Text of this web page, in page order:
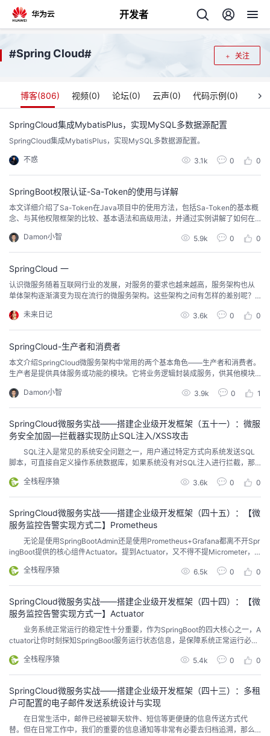
开发者
回
个
人
主
页
我
的
开
者
我
的
博
客
我
的
论
坛
我
的
圈
子
我
的
直
我
的
动
我
关
注
我
的
开
发
者
学
堂
我
的
我
我
的
Programs
我
的
支
持
的
技
我
的
关注
#Spring Cloud#
博客(806) 视频(0) 论坛(0) 云声(0) 代码示例(0)
SpringCloud集成MybatisPlus，实现MySQL多数据源配置
SpringCloud集成MybatisPlus，实现MySQL多数据源配置。
不惑 3.1k 0 0
SpringBoot权限认证-Sa-Token的使用与详解
本文详细介绍了Sa-Token在Java项目中的使用方法，包括Sa-Token的基本概
念、与其他权限框架的比较、基本语法和高级用法，并通过实例讲解了如何在
在简化权限管理、提高开发效率方面发挥了重要作用。本文还将深入探讨Sa-T
oken的核心原理，通过内部代码展示其工作机制。最后，总结了Sa-Token的
Damon小智 5.9k 0 0
SpringCloud 一
认识微服务随着互联网行业的发展，对服务的要求也越来越高，服务架构也从
单体架构逐渐演变为现在流行的微服务架构。这些架构之间有怎样的差别呢？
署。单体架构的优缺点如下：优点：架构简单部署成本低缺点：耦合度高（维
护困难、升级困难） 分布式架构分布式架构：根据业务功能对系统做拆分，每
未来日记 3.6k 0 0
SpringCloud-生产者和消费者
本文介绍SpringCloud微服务架构中常用的两个基本角色——生产者和消费者。
生产者是提供具体服务或功能的模块。它将业务逻辑封装成服务，供其他模块
注册中心发现并调用这些服务。
Damon小智 3.9k 0 1
SpringCloud微服务实战——搭建企业级开发框架（五十一）：微服
务安全加固—拦截器实现防止SQL注入/XSS攻击
SQL注入是常见的系统安全问题之一，用户通过特定方式向系统发送SQL
脚本，可直接自定义操作系统数据库，如果系统没有对SQL注入进行拦截，那
Script跨站点脚本攻击，和SQL注入类似，都是通过特定方式向系统发送攻击脚
本，对系统进行控制和侵害。SQL注入主要以攻击数据库来达到攻击系统的目
全栈程序猿 3.6k 0 0
SpringCloud微服务实战——搭建企业级开发框架（四十五）：【微
服务监控告警实现方式二】Prometheus
无论是使用SpringBootAdmin还是使用Prometheus+Grafana都离不开Spr
ingBoot提供的核心组件Actuator。提到Actuator，又不得不提Micrometer，
rometer通过仪表客户端为各种健康监控系统提供了一个简单的外观Facade（F
acad...
全栈程序猿 6.5k 0 0
SpringCloud微服务实战——搭建企业级开发框架（四十四）：【微
服务监控告警实现方式一】Actuator
业务系统正常运行的稳定性十分重要，作为SpringBoot的四大核心之一，A
ctuator让你时刻探知SpringBoot服务运行状态信息，是保障系统正常运行必不
X监控端点，通过监控端点我们可以获取到系统的运行统计信息，同时，我们可
以自己选择开启需要的监控端点，也可以自定义扩展监控端点。...
全栈程序猿 5.4k 0 0
SpringCloud微服务实战——搭建企业级开发框架（四十三）：多租
户可配置的电子邮件发送系统设计与实现
在日常生活中，邮件已经被聊天软件、短信等更便捷的信息传送方式代
替。但在日常工作中，我们的重要的信息通知等非常有必要去归档追溯，那么